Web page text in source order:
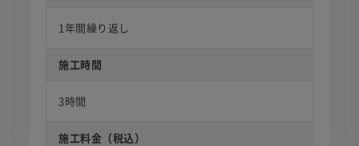
1年間繰り返し
施工時間
3時間
施工料金（税込）